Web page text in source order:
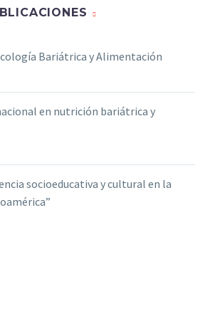
Bariátrica y Alimentación
en nutrición bariátrica y
socioeducativa y cultural en la